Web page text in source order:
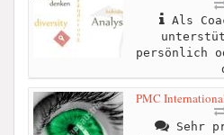
Als
persönlich
PMC
Sehr